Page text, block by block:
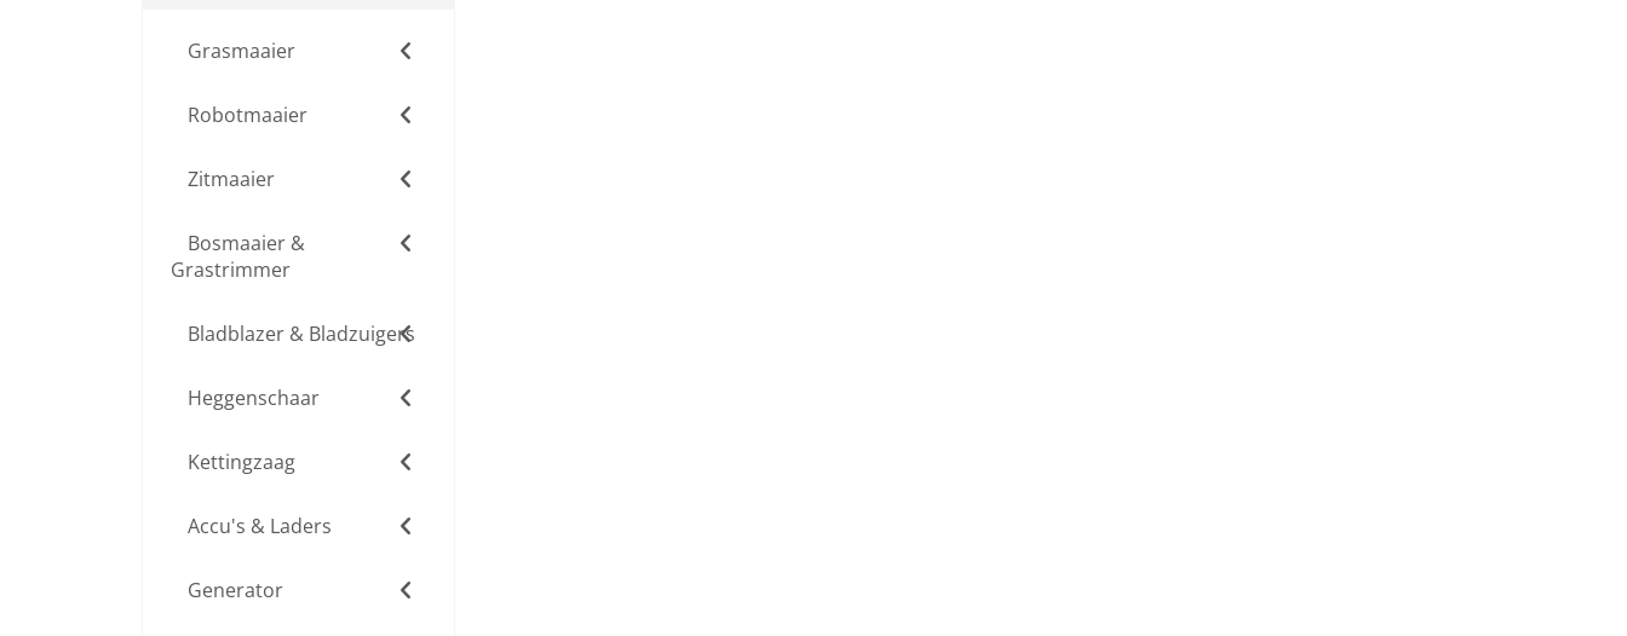
Grasmaaier
Robotmaaier
Zitmaaier
Bosmaaier &
Grastrimmer
Bladblazer & Bladzuigers
Heggenschaar
Kettingzaag
Accu's & Laders
Generator